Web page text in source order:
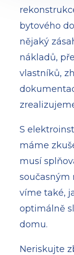
bytového
nějaký
nákladů,
vlastníků,
S
máme
musí
současným
víme také,
optimálně
domu.
Neriskujte